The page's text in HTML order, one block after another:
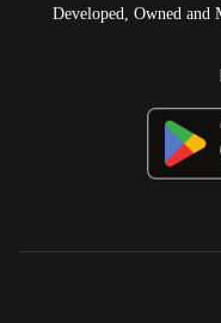
Developed, Owned and